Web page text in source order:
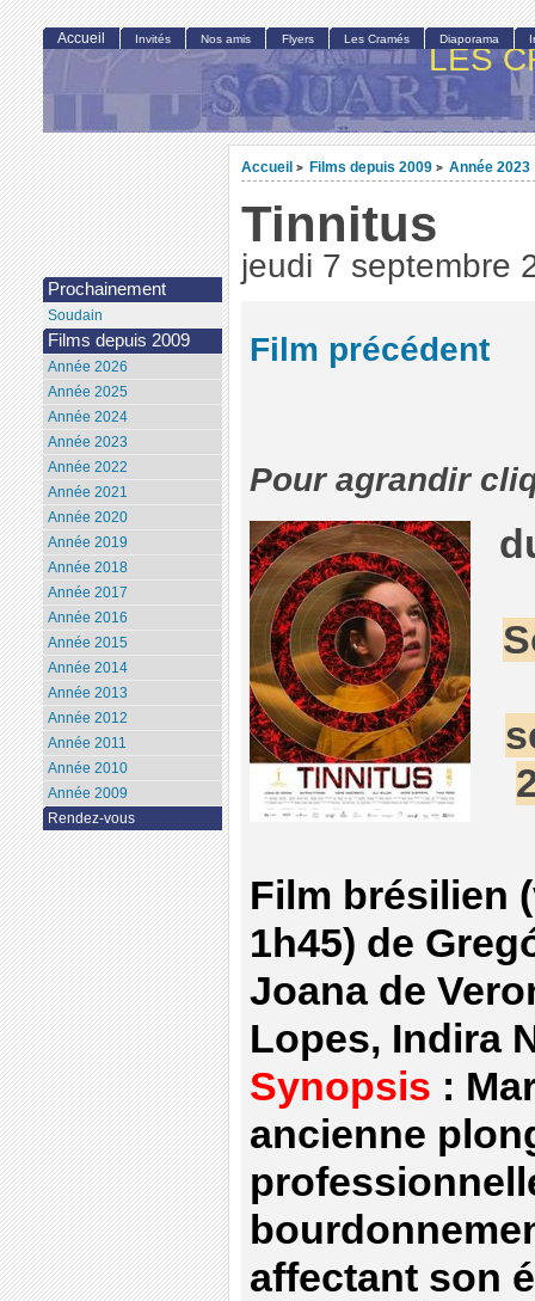
LES
Accueil > Films depuis 2009 > Année 2023
Tinnitus
jeudi 7 septembre
Film précédent
Pour agrandir
Film brésilien
1h45) de
Joana de
Lopes, Indira
Synopsis :
ancienne
affectant son
Accueil Invités Nos amis Flyers Les Cramés Diaporama
Prochainement
Soudain
Films depuis 2009
Année 2026
Année 2025
Année 2024
Année 2023
Année 2022
Année 2021
Année 2020
Année 2019
Année 2018
Année 2017
Année 2016
Année 2015
Année 2014
Année 2013
Année 2012
Année 2011
Année 2010
Année 2009
Rendez-vous